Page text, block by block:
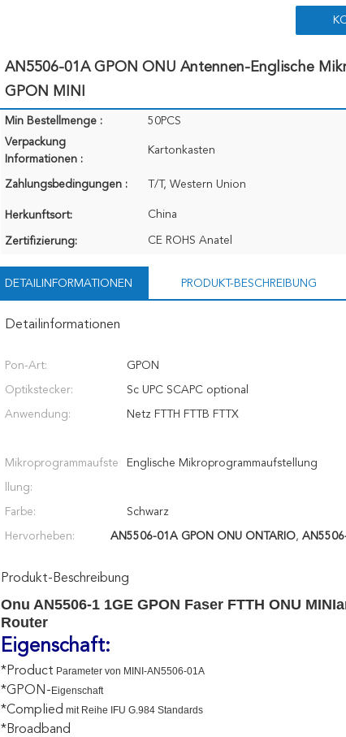
AN5506-01A GPON ONU Antennen-Englische
GPON MINI
Min Bestellmenge : 50PCS
Verpackung
Informationen :
Kartonkasten
Zahlungsbedingungen : T/T, Western Union
Herkunftsort: China
Zertifizierung: CE ROHS Anatel
DETAILINFORMATIONEN PRODUKT-BESCHREIBUNG
Detailinformationen
Pon-Art: GPON
Optikstecker: Sc UPC SCAPC optional
Anwendung: Netz FTTH FTTB FTTX
Mikroprogrammaufste
llung:
Englische Mikroprogrammaufstellung
Farbe: Schwarz
Hervorheben: AN5506-01A GPON ONU ONTARIO,
Produkt-Beschreibung
Onu AN5506-1 1GE GPON Faser FTTH ONU
Router
Eigenschaft:
*Product Parameter von MINI-AN5506-01A
*GPON- Eigenschaft
*Complied mit Reihe IFU G.984 Standards
*Broadband